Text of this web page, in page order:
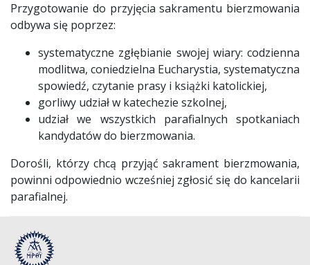
Przygotowanie do przyjęcia sakramentu bierzmowania
odbywa się poprzez:
systematyczne zgłębianie swojej wiary: codzienna
modlitwa, coniedzielna Eucharystia, systematyczna
spowiedź, czytanie prasy i książki katolickiej,
gorliwy udział w katechezie szkolnej,
udział we wszystkich parafialnych spotkaniach
kandydatów do bierzmowania.
Dorośli, którzy chcą przyjąć sakrament bierzmowania,
powinni odpowiednio wcześniej zgłosić się do kancelarii
parafialnej.